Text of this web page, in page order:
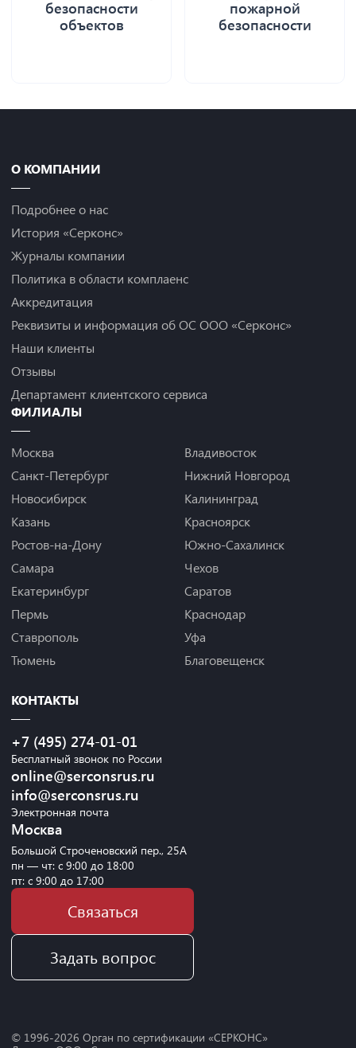
безопасности
объектов
пожарной
безопасности
О КОМПАНИИ
Подробнее о нас
История «Серконс»
Журналы компании
Политика в области комплаенс
Аккредитация
Реквизиты и информация об ОС ООО «Серконс»
Наши клиенты
Отзывы
Департамент клиентского сервиса
ФИЛИАЛЫ
Москва
Санкт-Петербург
Новосибирск
Казань
Ростов-на-Дону
Самара
Екатеринбург
Пермь
Ставрополь
Тюмень
Владивосток
Нижний Новгород
Калининград
Красноярск
Южно-Сахалинск
Чехов
Саратов
Краснодар
Уфа
Благовещенск
КОНТАКТЫ
+7 (495) 274-01-01
Бесплатный звонок по России
online@serconsrus.ru
info@serconsrus.ru
Электронная почта
Москва
Большой Строченовский пер., 25А
пн — чт: с 9:00 до 18:00
пт: с 9:00 до 17:00
Связаться
Задать вопрос
© 1996-2026 Орган по сертификации «СЕРКОНС»